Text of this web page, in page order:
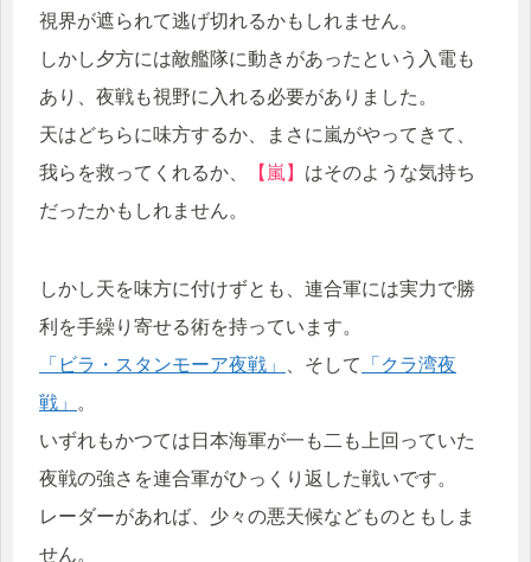
視界が遮られて逃げ切れるかもしれません。
しかし夕方には敵艦隊に動きがあったという入電も
あり、夜戦も視野に入れる必要がありました。
天はどちらに味方するか、まさに嵐がやってきて、
我らを救ってくれるか、
【嵐】 はそのような気持ち
だったかもしれません。
しかし天を味方に付けずとも、連合軍には実力で勝
利を手繰り寄せる術を持っています。
「ビラ・スタンモーア夜戦」
、そして
「クラ湾夜
戦」
。
いずれもかつては日本海軍が一も二も上回っていた
夜戦の強さを連合軍がひっくり返した戦いです。
レーダーがあれば、少々の悪天候などものともしま
せん。